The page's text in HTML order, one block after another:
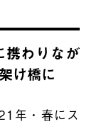
携わりなが
け橋に
年・春にス